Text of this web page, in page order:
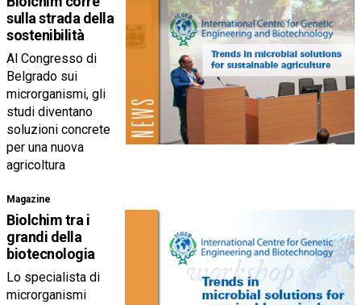
sulla strada della
sostenibilità
Al Congresso di
Belgrado sui
microrganismi, gli
studi diventano
soluzioni concrete
per una nuova
agricoltura
Magazine
Biolchim tra i
grandi della
biotecnologia
Lo specialista di
microrganismi